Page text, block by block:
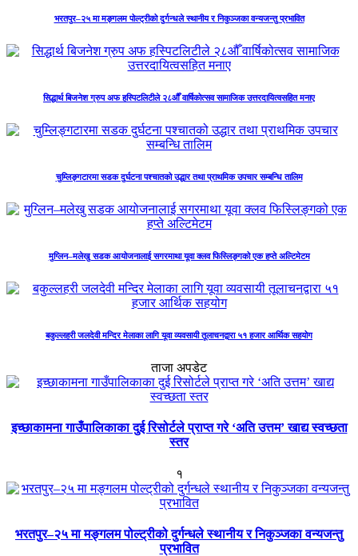
भरतपुर–२५ मा मङ्गलम पोल्ट्रीको दुर्गन्धले स्थानीय र निकुञ्जका वन्यजन्तु प्रभावित
सिद्धार्थ बिजनेश ग्रुप अफ हस्पिटलिटीले २८औँ वार्षिकोत्सव सामाजिक उत्तरदायित्वसहित मनाए
चुम्लिङ्गटारमा सडक दुर्घटना पश्चातको उद्धार तथा प्राथमिक उपचार सम्बन्धि तालिम
मुग्लिन–मलेखु सडक आयोजनालाई सगरमाथा यूवा क्लव फिस्लिङ्गको एक हप्ते अल्टिमेटम
बकुल्लहरी जलदेवी मन्दिर मेलाका लागि यूवा व्यवसायी तूलाचनद्वारा ५१ हजार आर्थिक सहयोग
ताजा अपडेट
इच्छाकामना गाउँपालिकाका दुई रिसोर्टले प्राप्त गरे ‘अति उत्तम’ खाद्य स्वच्छता
स्तर
१
भरतपुर–२५ मा मङ्गलम पोल्ट्रीको दुर्गन्धले स्थानीय र निकुञ्जका वन्यजन्तु
प्रभावित